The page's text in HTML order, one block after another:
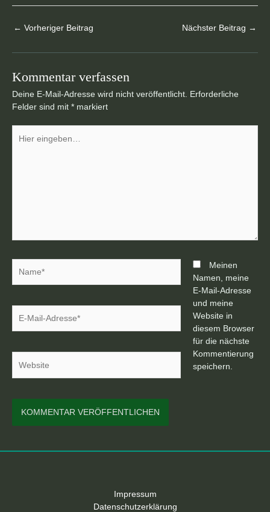
← Vorheriger Beitrag Nächster Beitrag →
Kommentar verfassen
Deine E-Mail-Adresse wird nicht veröffentlicht.
Erforderliche
Felder sind mit * markiert
eingeben…
Mail-
Meinen
Namen, meine
E-Mail-Adresse
und meine
Website in
diesem Browser
für die nächste
Kommentierung
speichern.
Impressum
Datenschutzerklärung